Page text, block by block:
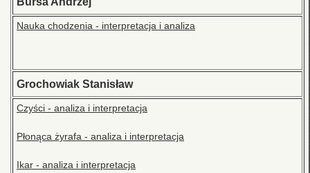
Nauka chodzenia - interpretacja i analiza
Grochowiak Stanisław
Czyści - analiza i interpretacja
Płonąca żyrafa - analiza i interpretacja
Ikar - analiza i interpretacja